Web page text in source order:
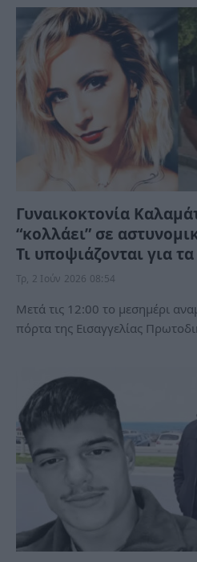
Γυναικοκτονία
“κολλάει” σε
Τι υποψιάζονται για
Τρ, 2 Ιούν 2026 08:54
Μετά τις 12:00 το μεσημέρι
πόρτα της Εισαγγελίας